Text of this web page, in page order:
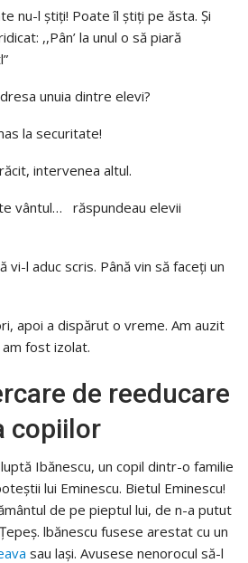
nu-l ştiţi! Poate îl ştiţi pe ăsta. Şi
,,Pân’ la unul o să piară
unuia dintre elevi?
la securitate!
intervenea altul.
vântul… răspundeau elevii
vi-l aduc scris. Până vin să faceţi un
apoi a dispărut o vreme. Am auzit
fost izolat.
de reeducare
copiilor
Ibănescu, un copil dintr-o familie
lui Eminescu. Bietul Eminescu!
de pe pieptul lui, de n-a putut
lbănescu fusese arestat cu un
sau laşi. Avusese nenorocul să-l